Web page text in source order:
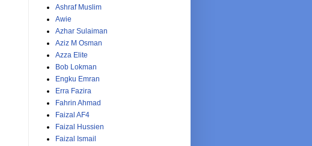
Ashraf Muslim
Awie
Azhar Sulaiman
Aziz M Osman
Azza Elite
Bob Lokman
Engku Emran
Erra Fazira
Fahrin Ahmad
Faizal AF4
Faizal Hussien
Faizal Ismail